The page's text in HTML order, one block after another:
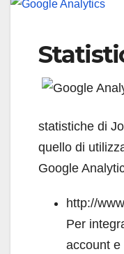
statistiche di
quello di
Google
http://
Per
account e